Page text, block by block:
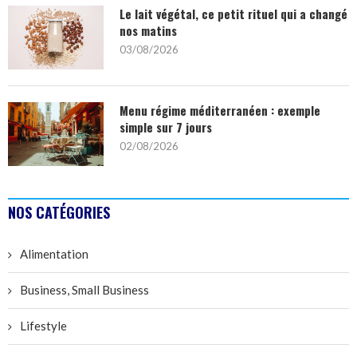
Le lait végétal, ce petit rituel qui a changé
nos matins
03/08/2026
Menu régime méditerranéen : exemple
simple sur 7 jours
02/08/2026
NOS CATÉGORIES
Alimentation
Business, Small Business
Lifestyle